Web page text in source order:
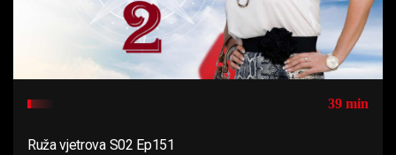
39 min
Ruža vjetrova S02 Ep151